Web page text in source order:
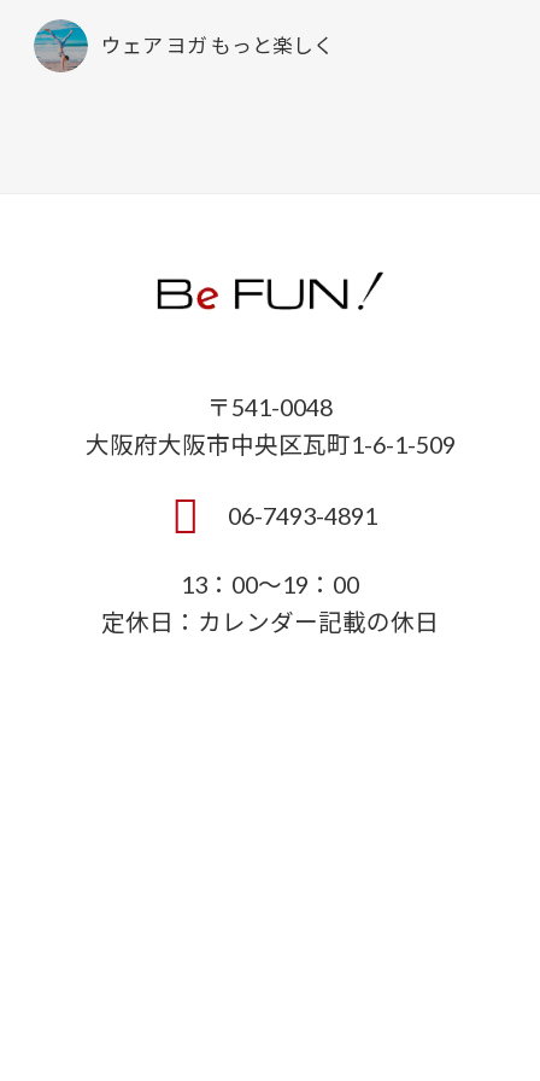
ウェア ヨガ もっと楽しく
〒541-0048
大阪府大阪市中央区瓦町1-6-1-509
06-7493-4891
13：00～19：00
定休日：カレンダー記載の休日